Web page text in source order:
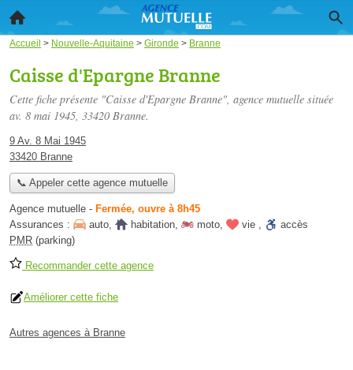
Accueil > Nouvelle-Aquitaine > Gironde > Branne
Caisse d'Epargne Branne
Cette fiche présente "Caisse d'Epargne Branne", agence mutuelle située
av. 8 mai 1945, 33420 Branne.
9 Av. 8 Mai 1945
33420 Branne
📞 Appeler cette agence mutuelle
Agence mutuelle - Fermée, ouvre à 8h45
Assurances :
auto, habitation, moto, vie ,
accès
PMR (parking)
Recommander cette agence
Améliorer cette fiche
Autres agences à Branne